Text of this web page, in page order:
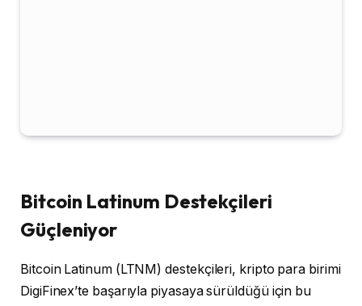
Bitcoin Latinum Destekçileri
Güçleniyor
Bitcoin Latinum (LTNM) destekçileri, kripto para birimi
DigiFinex’te başarıyla piyasaya sürüldüğü için bu